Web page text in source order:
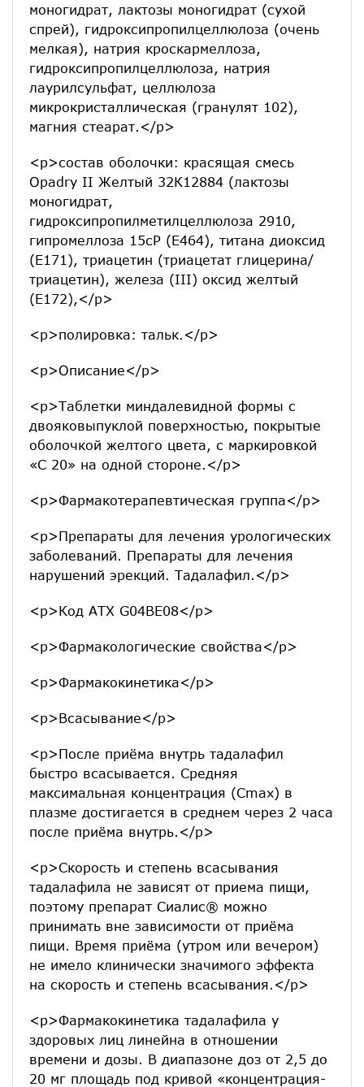
моногидрат, лактозы моногидрат (сухой
спрей), гидроксипропилцеллюлоза (очень
мелкая), натрия кроскармеллоза,
гидроксипропилцеллюлоза, натрия
лаурилсульфат, целлюлоза
микрокристаллическая (гранулят 102),
магния стеарат.</p>
<p>состав оболочки: красящая смесь
Opadry II Желтый 32К12884 (лактозы
моногидрат,
гидроксипропилметилцеллюлоза 2910,
гипромеллоза 15сР (Е464), титана диоксид
(Е171), триацетин (триацетат глицерина/
триацетин), железа (III) оксид желтый
(Е172),</p>
<p>полировка: тальк.</p>
<p>Описание</p>
<p>Таблетки миндалевидной формы с
двояковыпуклой поверхностью, покрытые
оболочкой желтого цвета, с маркировкой
«С 20» на одной стороне.</p>
<p>Фармакотерапевтическая группа</p>
<p>Препараты для лечения урологических
заболеваний. Препараты для лечения
нарушений эрекций. Тадалафил.</p>
<p>Код АТХ G04BE08</p>
<p>Фармакологические свойства</p>
<p>Фармакокинетика</p>
<p>Всасывание</p>
<p>После приёма внутрь тадалафил
быстро всасывается. Средняя
максимальная концентрация (Сmax) в
плазме достигается в среднем через 2 часа
после приёма внутрь.</p>
<p>Скорость и степень всасывания
тадалафила не зависят от приема пищи,
поэтому препарат Сиалис® можно
принимать вне зависимости от приёма
пищи. Время приёма (утром или вечером)
не имело клинически значимого эффекта
на скорость и степень всасывания.</p>
<p>Фармакокинетика тадалафила у
здоровых лиц линейна в отношении
времени и дозы. В диапазоне доз от 2,5 до
20 мг площадь под кривой «концентрация-